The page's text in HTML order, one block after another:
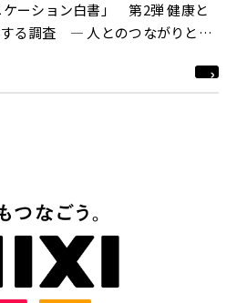
ケーション白書」 第2弾 健康と
する調査 ― 人とのつながりと健